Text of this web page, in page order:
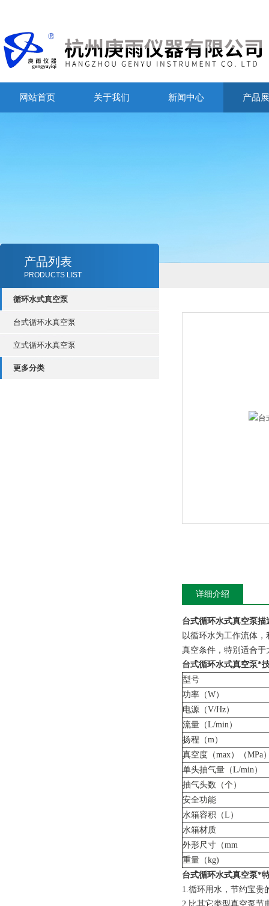
网站首页 关于我们 新闻中心 产品
产品列表
PRODUCTS LIST
循环水式真空泵
台式循环水真空泵
立式循环水真空泵
更多分类
详细介绍
台式循环水式真空泵描
以循环水为工作流体
真空条件，特别适合
台式循环水式真空泵*
型号
功率（W）
电源（V/Hz）
流量（L/min）
扬程（m）
真空度（max）（MPa
单头抽气量（L/min）
抽气头数（个）
安全功能
水箱容积（L）
水箱材质
外形尺寸（mm
重量（kg)
台式循环水式真空泵*
1.循环用水，节约宝贵
2.比其它类型真空泵节